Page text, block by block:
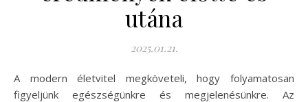
utána
2025.01.21.
A modern életvitel megköveteli, hogy folyamatosan
figyeljünk egészségünkre és megjelenésünkre. Az